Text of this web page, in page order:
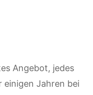
Angebot, jedes
einigen Jahren bei